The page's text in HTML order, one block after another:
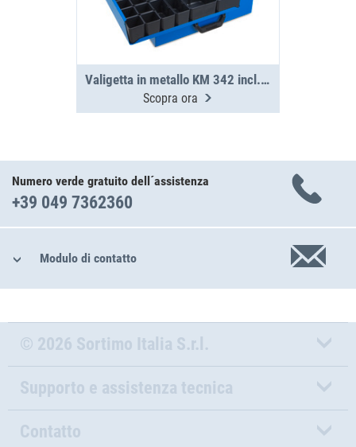
Valigetta in metallo KM 342 incl. 2 set Insetbox H63
Scopra ora
Numero verde gratuito dell´assistenza
+39 049 7362360
Modulo di contatto
© 2026 Sortimo Italia S.r.l.
Supporto e assistenza tecnica
Contatto